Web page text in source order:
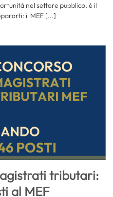
nel settore pubblico, è il
il MEF [...]
tributari:
al MEF